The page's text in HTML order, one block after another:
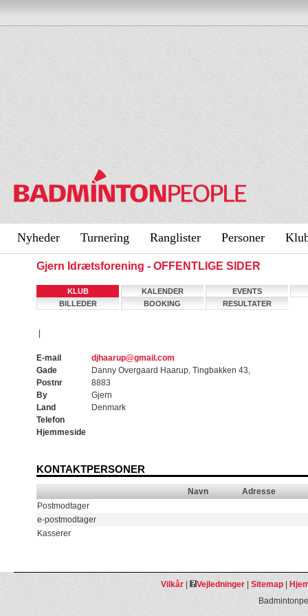
Nyheder Turnering Ranglister Personer
Gjern Idrætsforening - OFFENTLIGE SIDER
KLUB KALENDER
EVENTS
BILLEDER
BOOKING RESULTATER
E-mail
djhaarup@gmail.com
Gade
Danny Overgaard Haarup, Tingbakken 43,
Postnr
8883
By
Gjern
Land
Denmark
Telefon
Hjemmeside
KONTAKTPERSONER
Navn
Adresse
Postmodtager
e-postmodtager
Kasserer
Vilkår| Vejledninger| Sitemap|